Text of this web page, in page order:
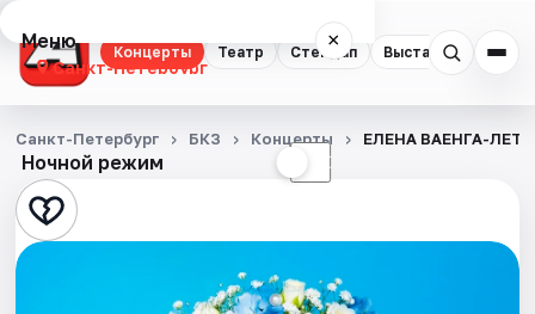
Концерты Театр Стендап Выставки
Меню ×
Санкт-Петербург
Концерты
Театр
Стендап
Ночной режим ☾
Санкт-Петербург БКЗ Концерты ЕЛЕНА ВАЕНГА-